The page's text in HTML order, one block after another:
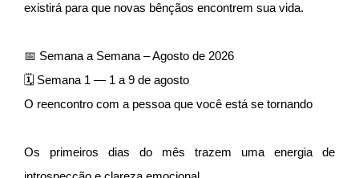
existirá para que novas bênçãos encontrem sua vida.
📅 Semana a Semana – Agosto de 2026
🗓 Semana 1 — 1 a 9 de agosto
O reencontro com a pessoa que você está se tornando
Os primeiros dias do mês trazem uma energia de